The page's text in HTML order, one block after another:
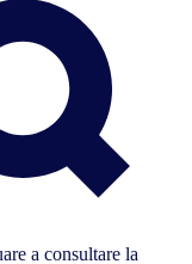
a consultare la